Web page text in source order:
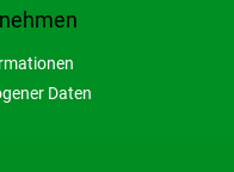
Daten